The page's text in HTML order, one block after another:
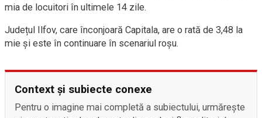
mia de locuitori în ultimele 14 zile.
Județul Ilfov, care înconjoară Capitala, are o rată de 3,48 la
mie și este în continuare în scenariul roșu.
Context și subiecte conexe
Pentru o imagine mai completă a subiectului, urmărește